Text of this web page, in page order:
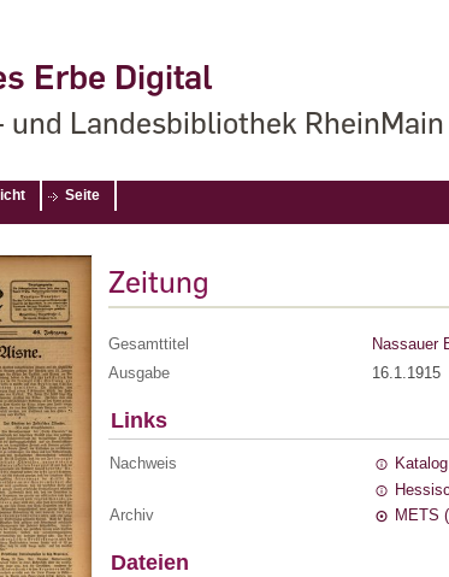
Erbe Digital
und Landesbibliothek RheinMain
Seite
Zeitung
Gesamttitel
Nassauer
Ausgabe
16.1.1915
Links
Nachweis
Archiv
METS
Dateien